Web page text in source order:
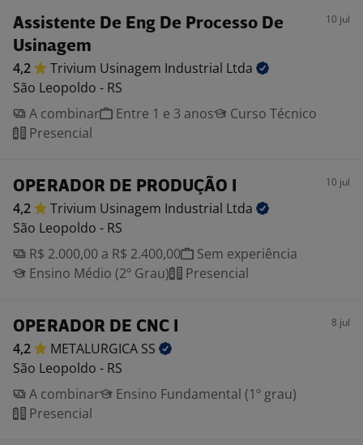
Assistente De Eng De Processo De
Usinagem
10 jul
4,2 Trivium Usinagem Industrial Ltda
São Leopoldo - RS
A combinar
Entre 1 e 3 anos
Curso Técnico
Presencial
OPERADOR DE PRODUÇÃO I 10 jul
4,2 Trivium Usinagem Industrial Ltda
São Leopoldo - RS
R$ 2.000,00 a R$ 2.400,00
Sem experiência
Ensino Médio (2º Grau)
Presencial
OPERADOR DE CNC I 8 jul
4,2 METALURGICA SS
São Leopoldo - RS
A combinar
Ensino Fundamental (1º grau)
Presencial